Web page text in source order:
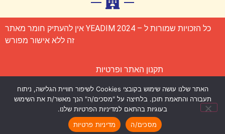
כל הזכויות שמורות ל – YEADIM 2024 אין להעתיק חומר מאתר
זה ללא אישור מפורש
תקנון האתר ופרטיות
הצהרת נגישות
נבנה על ידי פנינה ולטר –בנייה וקידום אתרים
האתר שלנו עושה שימוש בקובצי Cookies לשיפור חוויית הגלישה, ניתוח
תעבורה והתאמת תוכן. בלחיצה על "מסכים/ה" הנך מאשר/ת את השימוש
בעוגיות בהתאם למדיניות הפרטיות שלנו.
מסכים/ה
מדיניות פרטיות